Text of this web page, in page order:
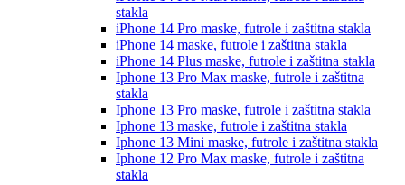
stakla
iPhone 14 Pro maske, futrole i zaštitna stakla
iPhone 14 maske, futrole i zaštitna stakla
iPhone 14 Plus maske, futrole i zaštitna stakla
Iphone 13 Pro Max maske, futrole i zaštitna
stakla
Iphone 13 Pro maske, futrole i zaštitna stakla
Iphone 13 maske, futrole i zaštitna stakla
Iphone 13 Mini maske, futrole i zaštitna stakla
Iphone 12 Pro Max maske, futrole i zaštitna
stakla